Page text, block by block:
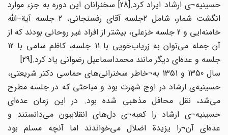
حسینیه¬ی ارشاد ایراد کرد.[28] سخنرانان این دوره به جزء موارد
انگشت شمار، شامل 2جلسه آقای رفسنجانی، 2 جلسه آیة¬الله
خامنه‌ایی و 2 جلسه خزعلی، بیشتر از افراد غیر روحانی بودند که از
آن جمله می‌توان به زریاب‌خویی با 11 جلسه، کاظم سامی با 12
جلسه و عده‌ای دیگر مانند محمداسماعیل رضوانی یاد کرد.[29]
سال 1350 و 1351 به¬خاطر سخنرانی‌های حماسی دکتر شریعتی،
حسینیه‌ی ارشاد در اوج شهرت بود و مباحثی که در جلسه مطرح
می‌شد، نقل محافل مذهبی شده بود. در این زمان عده‌ای
حسینیه¬ی ارشاد را کعبه¬ی دل‌های انقلابیون می‌دانستند و
عده‌ای آن¬را یزیدة اضلال می‌خواندند اما آنچه مسلم بود